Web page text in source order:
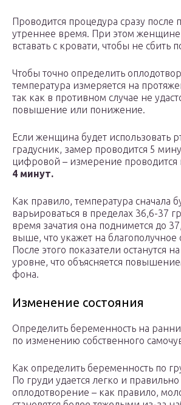
Проводится процедура сразу после
утреннее время. При этом женщине
вставать с кровати, чтобы не сбить
Чтобы точно определить
температура измеряется на
так как в противном случае не
повышение или понижение.
Если женщина будет использовать
градусник, замер проводится 5
цифровой – измерение проводится
4 минут.
Как правило, температура сначала
варьироваться в пределах 36,6-37
время зачатия она поднимется до
выше, что укажет на благополучное
После этого показатели останутся
уровне, что объясняется
фона.
Изменение состояния
Определить беременность на
по изменению собственного
Как определить беременность по
По груди удается легко и
оплодотворение – как правило,